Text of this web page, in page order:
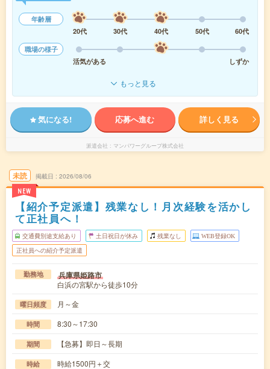
年齢層
20代
30代 40代 50代
60代
職場の様子
活気がある
しずか
もっと見る
気になる! 応募へ進む 詳しく見る
派遣会社 マンパワーグループ株式会社
未読
NEW
掲載日 2026/08/06
【紹介予定派遣】残業なし！月次経験を活かし
て正社員へ！
交通費別途支給あり 土日祝日が休み 残業なし WEB登録OK
正社員への紹介予定派遣
勤務地 兵庫県姫路市
白浜の宮駅から徒歩10分
曜日頻度 月～金
時間 8:30～17:30
期間 【急募】即日～長期
時給 時給1500円＋交